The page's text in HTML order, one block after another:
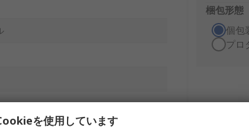
梱包形態
個包
プロ
を使用しています